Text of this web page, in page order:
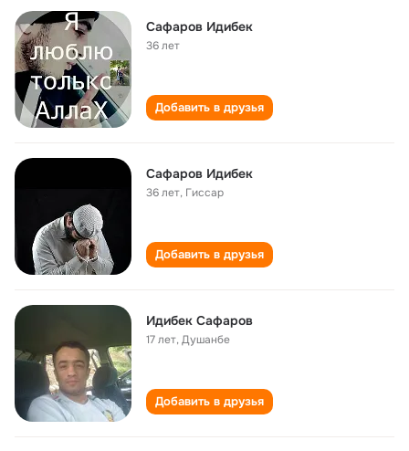
Сафаров Идибек
36 лет
Добавить в друзья
Сафаров Идибек
36 лет, Гиссар
Добавить в друзья
Идибек Сафаров
17 лет,Душанбе
Добавить в друзья